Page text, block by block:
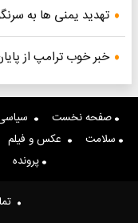
تهدید یمنی ها به
خبر خوب ترامپ از
صفحه نخست
سلامت
عکس و فیلم
پرونده